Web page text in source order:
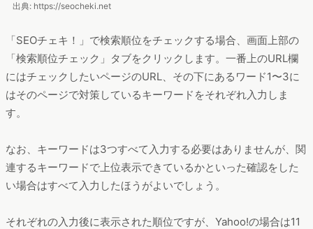
出典: https://seocheki.net
「SEOチェキ！」で検索順位をチェックする場合、画面上部の
「検索順位チェック」タブをクリックします。一番上のURL欄
にはチェックしたいページのURL、その下にあるワード1〜3に
はそのページで対策しているキーワードをそれぞれ入力しま
す。
なお、キーワードは3つすべて入力する必要はありませんが、関
連するキーワードで上位表示できているかといった確認をした
い場合はすべて入力したほうがよいでしょう。
それぞれの入力後に表示された順位ですが、Yahoo!の場合は11